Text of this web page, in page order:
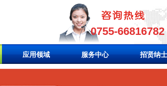
0755-
应用领域 服务中心 招贤纳士